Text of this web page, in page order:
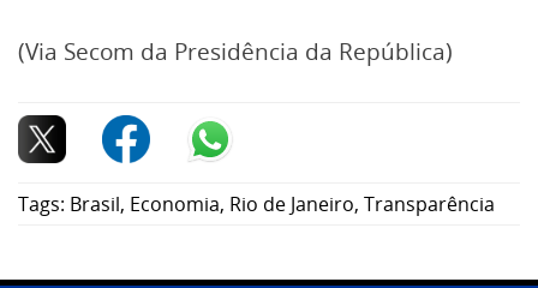
(Via Secom da Presidência da República)
Tags: Brasil, Economia, Rio de Janeiro, Transparência